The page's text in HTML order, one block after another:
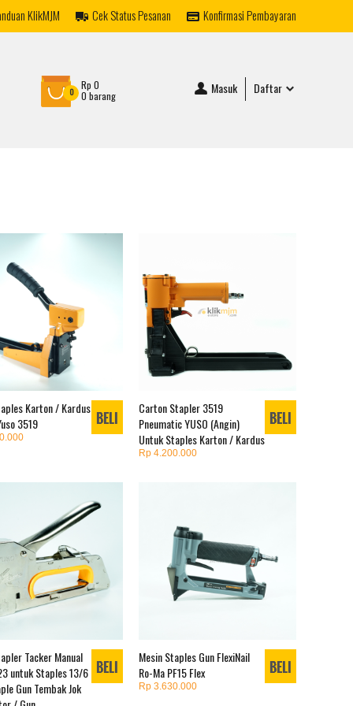
KlikMJM Cek Status Pesanan Konfirmasi Pembayaran
0
Rp 0
0 barang
Masuk Daftar
Karton / Kardus
3519
Carton Stapler 3519
Pneumatic YUSO (Angin)
Untuk Staples Karton / Kardus
Rp 4.200.000
Tacker Manual
untuk Staples 13/6
Gun Tembak Jok
Mesin Staples Gun FlexiNail
Ro-Ma PF15 Flex
Rp 3.630.000